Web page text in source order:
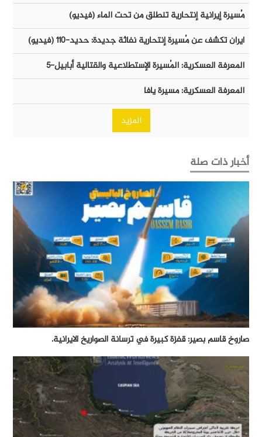
مُسيرة إيرانية إنتحارية تنطلق من تحت الماء (فيديو)
ايران تكشف عن مُسيرة إنتحارية نفاثة جديدة: حديد-١١٠ (فيديو)
المعرفة العسكرية: المُسيرة الإستطلاعية والقتالية أبابيل-٥
المعرفة العسكرية: مسيرة يافا
المزيد
أخبار ذات صلة
صاروخ قاسم بصير: قفزة كبيرة في ترسانة الصواريخ الايرانية.